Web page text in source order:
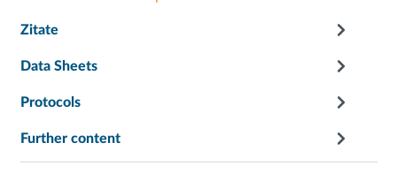
Zitate
Data Sheets
Protocols
Further content